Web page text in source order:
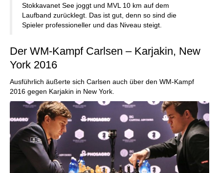
Stokkavanet See joggt und MVL 10 km auf dem
Laufband zurücklegt. Das ist gut, denn so sind die
Spieler professioneller und das Niveau steigt.
Der WM-Kampf Carlsen – Karjakin, New
York 2016
Ausführlich äußerte sich Carlsen auch über den WM-Kampf
2016 gegen Karjakin in New York.